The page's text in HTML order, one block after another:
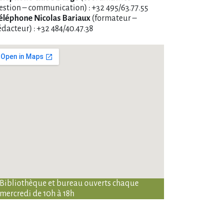
– communication) : +32 495/63.77.55
Nicolas Bariaux (formateur –
: +32 484/40.47.38
Bibliothèque et bureau ouverts chaque
mercredi de 10h à 18h